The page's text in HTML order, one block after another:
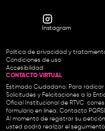
Instagram
Política de privacidad y
Condiciones de uso
Accesibilidad
CONTACTO VIRTUAL
Estimado Ciudadano: Para radicar
Solicitudes y Felicitaciones a la
Oficial Institucional de RTVC
formulario en línea: Contacto
Al momento de registrar su
usted podrá realizar el